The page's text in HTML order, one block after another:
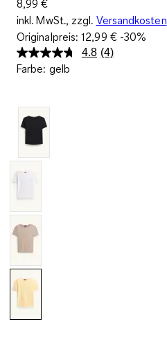
8,99 €
inkl. MwSt., zzgl. Versandkosten
Originalpreis:12,99 €-30%
4.8 4
(4)
Farbe: gelb